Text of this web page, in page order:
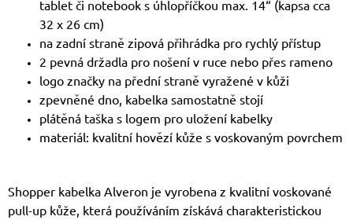
tablet či notebook s úhlopříčkou max. 14“ (kapsa cca
32 x 26 cm)
na zadní straně zipová přihrádka pro rychlý přístup
2 pevná držadla pro nošení v ruce nebo přes rameno
logo značky na přední straně vyražené v kůži
zpevněné dno, kabelka samostatně stojí
plátěná taška s logem pro uložení kabelky
materiál: kvalitní hovězí kůže s voskovaným povrchem
Shopper kabelka Alveron je vyrobena z kvalitní voskované
pull-up kůže, která používáním získává charakteristickou